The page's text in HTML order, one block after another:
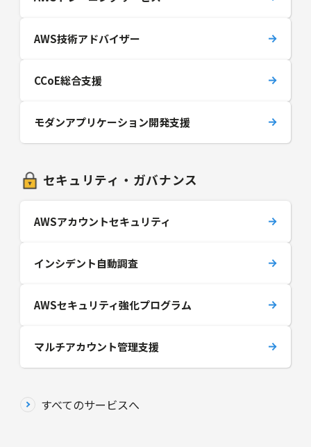
AWS技術アドバイザー
CCoE総合支援
モダンアプリケーション開発支援
セキュリティ・ガバナンス
AWSアカウントセキュリティ
インシデント自動調査
AWSセキュリティ強化プログラム
マルチアカウント管理支援
すべてのサービスへ